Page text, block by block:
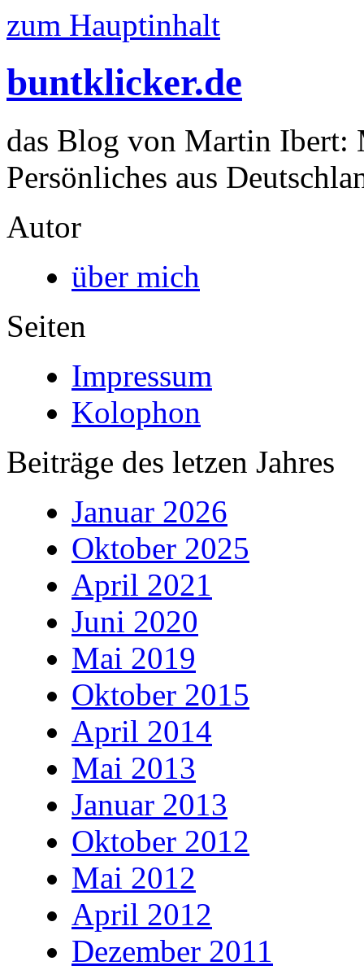
zum Hauptinhalt
buntklicker.de
das Blog von Martin Ibert:
Persönliches aus
Autor
über mich
Seiten
Impressum
Kolophon
Beiträge des letzen Jahres
Januar 2026
Oktober 2025
April 2021
Juni 2020
Mai 2019
Oktober 2015
April 2014
Mai 2013
Januar 2013
Oktober 2012
Mai 2012
April 2012
Dezember 2011